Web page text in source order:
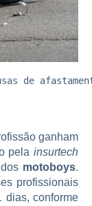
de
ganham
pela insurtech
motoboys.
profissionais
dias, conforme